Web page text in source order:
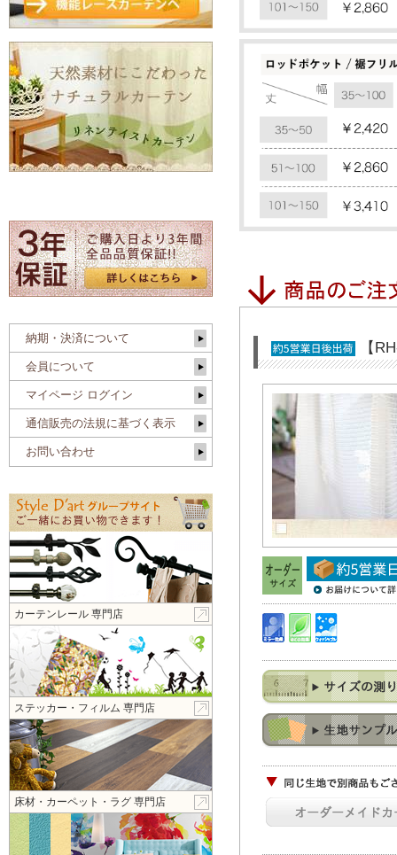
【
納期・決済について
会員について
マイページ ログイン
通信販売の法規に基づく表示
お問い合わせ
カーテンレール 専門店
ステッカー・フィルム 専門店
床材・カーペット・ラグ 専門店